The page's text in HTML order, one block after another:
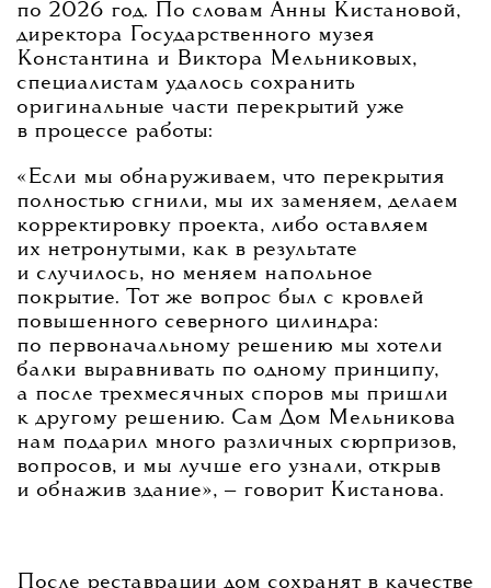
по 2026 год. По словам Анны Кистановой,
директора Государственного музея
Константина и Виктора Мельниковых,
специалистам удалось сохранить
оригинальные части перекрытий уже
в процессе работы:
«Если мы обнаруживаем, что перекрытия
полностью сгнили, мы их заменяем, делаем
корректировку проекта, либо оставляем
их нетронутыми, как в результате
и случилось, но меняем напольное
покрытие. Тот же вопрос был с кровлей
повышенного северного цилиндра:
по первоначальному решению мы хотели
балки выравнивать по одному принципу,
а после трехмесячных споров мы пришли
к другому решению. Сам Дом Мельникова
нам подарил много различных сюрпризов,
вопросов, и мы лучше его узнали, открыв
и обнажив здание», — говорит Кистанова.
После реставрации дом сохранят в качестве